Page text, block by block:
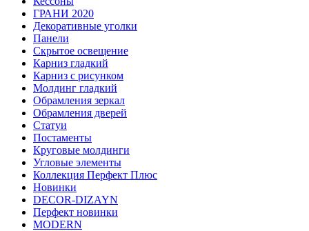
ГРАНИ 2020
Декоративные уголки
Панели
Скрытое освещение
Карниз гладкий
Карниз с рисунком
Молдинг гладкий
Обрамления зеркал
Обрамления дверей
Статуи
Постаменты
Круговые молдинги
Угловые элементы
Коллекция Перфект Плюс
Новинки
DECOR-DIZAYN
Перфект новинки
MODERN